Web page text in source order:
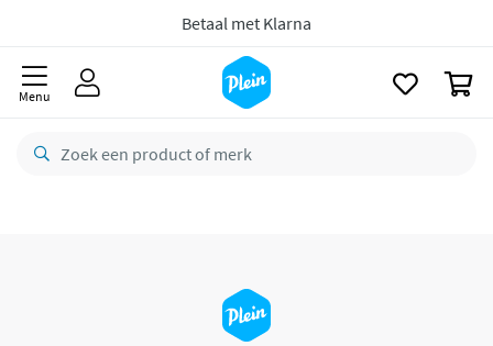
Betaal met Klarna
Menu